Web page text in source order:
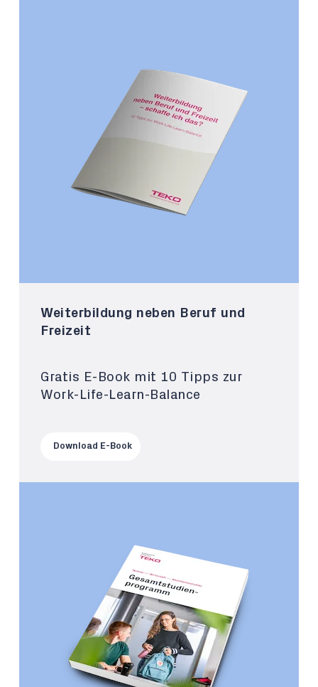
Weiterbildung neben Beruf und
Freizeit
Gratis E-Book mit 10 Tipps zur
Work-Life-Learn-Balance
Download E-Book